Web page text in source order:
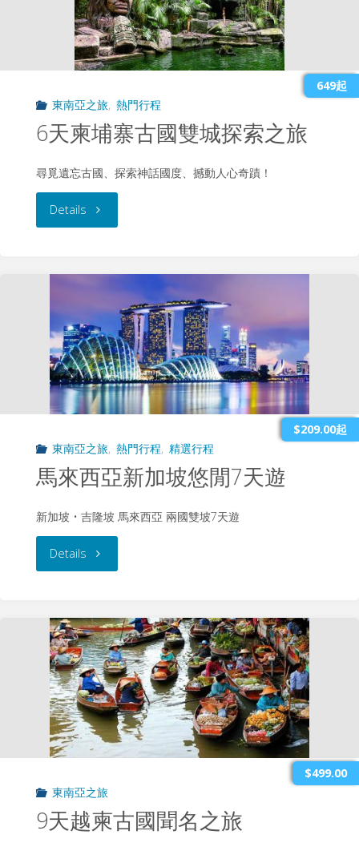
清
邁、
萊
649起
東南亞之旅, 熱門行程
6天柬埔寨古國雙城探索之旅
尋覓遺忘古國、探索神話國度、撼動人心奇蹟！
Details "6
柬
埔
寨
古
國
雙
城
探
索
旅"
$209.00起
東南亞之旅, 熱門行程, 精選行程
馬來西亞新加坡悠閒7天遊
新加坡 • 吉隆坡 馬來西亞 兩國雙坡7天遊
Details "馬
西
亞
新
加
坡
悠
閒
$499.00
東南亞之旅
9天越柬古國聞名之旅